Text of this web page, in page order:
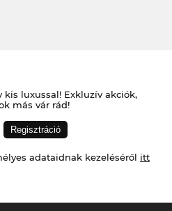
luxussal! Exkluzív akciók,
más vár rád!
adataidnak kezeléséről itt